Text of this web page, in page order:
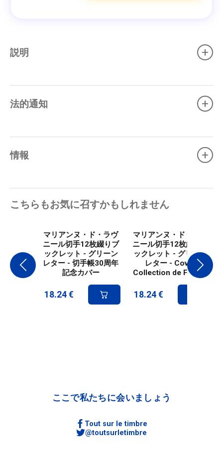
説明 +
法的通知 +
情報 +
こちらもお気に召すかもしれません
マリアンヌ・ド・ラヴ
ニール切手12枚綴りブ
ックレット - グリーン
レター - 切手帳30周年
記念カバー
18.24 €
マリアンヌ・ド・ラヴ
ニール切手12枚綴りブ
ックレット - グリーン
レター - Cover
Collection de France
18.24 €
ここで私たちに会いましょう
Tout sur le timbre
@toutsurletimbre